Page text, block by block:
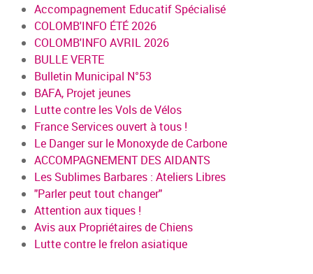
Accompagnement Educatif Spécialisé
COLOMB'INFO ÉTÉ 2026
COLOMB'INFO AVRIL 2026
BULLE VERTE
Bulletin Municipal N°53
BAFA, Projet jeunes
Lutte contre les Vols de Vélos
France Services ouvert à tous !
Le Danger sur le Monoxyde de Carbone
ACCOMPAGNEMENT DES AIDANTS
Les Sublimes Barbares : Ateliers Libres
"Parler peut tout changer"
Attention aux tiques !
Avis aux Propriétaires de Chiens
Lutte contre le frelon asiatique